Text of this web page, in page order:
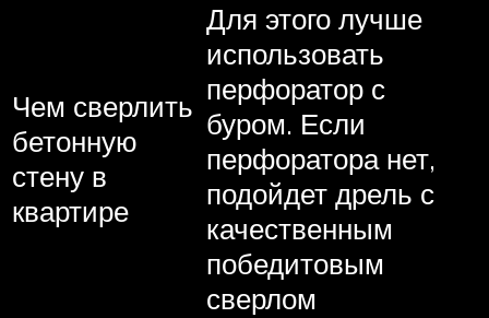
Чем сверлить
бетонную
стену в
квартире
Для этого лучше
использовать
перфоратор с
буром. Если
перфоратора нет,
подойдет дрель с
качественным
победитовым
сверлом